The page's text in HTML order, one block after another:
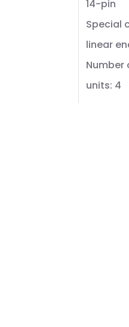
14-pin
Special
linear
Number
units: 4